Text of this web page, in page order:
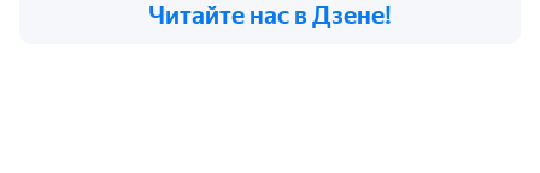
Читайте нас в Дзене!